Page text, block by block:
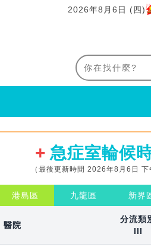
2026年8月6日 (四)
急症室輪候
（最後更新時間 2026年8月6日 下
港島區 九龍區 新界
醫院
分流類
III